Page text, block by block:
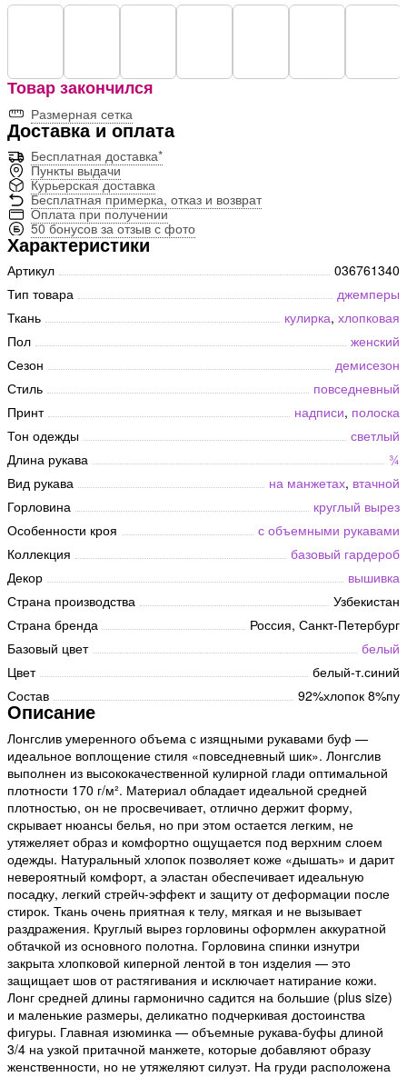
Товар закончился
Размерная сетка
Доставка и оплата
Бесплатная доставка*
Пункты выдачи
Курьерская доставка
Бесплатная примерка, отказ и возврат
Оплата при получении
50 бонусов за отзыв с фото
Характеристики
Артикул
036761340
Тип товара
джемперы
Ткань
кулирка, хлопковая
Пол
женский
Сезон
демисезон
Стиль
повседневный
Принт
надписи, полоска
Тон одежды
светлый
Длина рукава
¾
Вид рукава
на манжетах, втачной
Горловина
круглый вырез
Особенности кроя
с объемными рукавами
Коллекция
базовый гардероб
Декор
вышивка
Страна производства
Узбекистан
Страна бренда
Россия, Санкт-Петербург
Базовый цвет
белый
Цвет
белый-т.синий
Состав
92%хлопок 8%пу
Описание
Лонгслив умеренного объема с изящными рукавами буф —
идеальное воплощение стиля «повседневный шик». Лонгслив
выполнен из высококачественной кулирной глади оптимальной
плотности 170 г/м². Материал обладает идеальной средней
плотностью, он не просвечивает, отлично держит форму,
скрывает нюансы белья, но при этом остается легким, не
утяжеляет образ и комфортно ощущается под верхним слоем
одежды. Натуральный хлопок позволяет коже «дышать» и дарит
невероятный комфорт, а эластан обеспечивает идеальную
посадку, легкий стрейч-эффект и защиту от деформации после
стирок. Ткань очень приятная к телу, мягкая и не вызывает
раздражения. Круглый вырез горловины оформлен аккуратной
обтачкой из основного полотна. Горловина спинки изнутри
закрыта хлопковой киперной лентой в тон изделия — это
защищает шов от растягивания и исключает натирание кожи.
Лонг средней длины гармонично садится на большие (plus size)
и маленькие размеры, деликатно подчеркивая достоинства
фигуры. Главная изюминка — объемные рукава-буфы длиной
3/4 на узкой притачной манжете, которые добавляют образу
женственности, но не утяжеляют силуэт. На груди расположена